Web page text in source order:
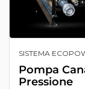
SISTEMA
Pompa
Pressione